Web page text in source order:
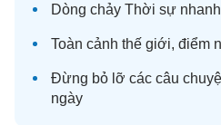
Dòng chảy Thời sự
Toàn cảnh thế giới, điểm
Đừng bỏ lỡ các câu
ngày